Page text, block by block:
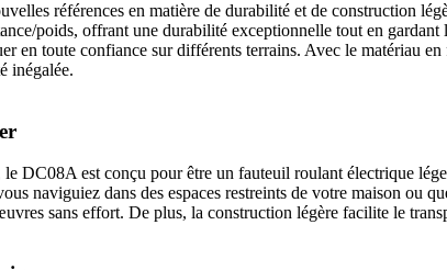
références en matière de durabilité et de construction
poids, offrant une durabilité exceptionnelle tout en
en toute confiance sur différents terrains. Avec le matériau
inégalée.
DC08A est conçu pour être un fauteuil roulant électrique
naviguiez dans des espaces restreints de votre maison ou
sans effort. De plus, la construction légère facilite le